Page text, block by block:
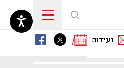
נפתח בכרטיסייה חדשה
נפתח בכרטיסייה חדשה
ועידות
נפתח בכרטיסייה חדשה